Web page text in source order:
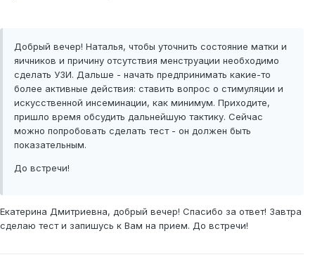
Добрый вечер! Наталья, чтобы уточнить состояние матки и
яичников и причину отсутствия менструации необходимо
сделать УЗИ. Дальше - начать предпринимать какие-то
более активные действия: ставить вопрос о стимуляции и
искусственной инсеминации, как минимум. Приходите,
пришло время обсудить дальнейшую тактику. Сейчас
можно попробовать сделать тест - он должен быть
показательным.
До встречи!
Екатерина Дмитриевна, добрый вечер! Спасибо за ответ! Завтра
сделаю тест и запишусь к Вам на прием. До встречи!